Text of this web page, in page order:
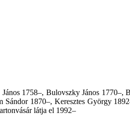
1758–, Bulovszky János
1870–, Keresztes György
látja el 1992–